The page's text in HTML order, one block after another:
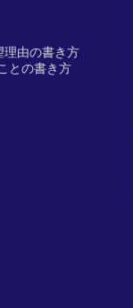
理由の書き方
との書き方